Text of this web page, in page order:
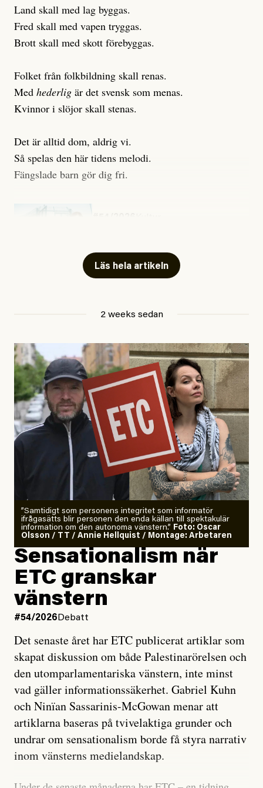
Land skall med lag byggas.
Fred skall med vapen tryggas.
Brott skall med skott förebyggas.
Folket från folkbildning skall renas.
Med hederlig är det svensk som menas.
Kvinnor i slöjor skall stenas.
Det är alltid dom, aldrig vi.
Så spelas den här tidens melodi.
Fängslade barn gör dig fri.
Läs hela artikeln
2 weeks sedan
”Samtidigt som personens integritet som informatör
ifrågasätts blir personen den enda källan till spektakulär
information om den autonoma vänstern.” Foto: Oscar
Olsson / TT / Annie Hellquist / Montage: Arbetaren
Sensationalism när
ETC granskar
vänstern
#54/2026 Debatt
Det senaste året har ETC publicerat artiklar som
skapat diskussion om både Palestinarörelsen och
den utomparlamentariska vänstern, inte minst
vad gäller informationssäkerhet. Gabriel Kuhn
och Ninïan Sassarinis-McGowan menar att
artiklarna baseras på tvivelaktiga grunder och
undrar om sensationalism borde få styra narrativ
inom vänsterns medielandskap.